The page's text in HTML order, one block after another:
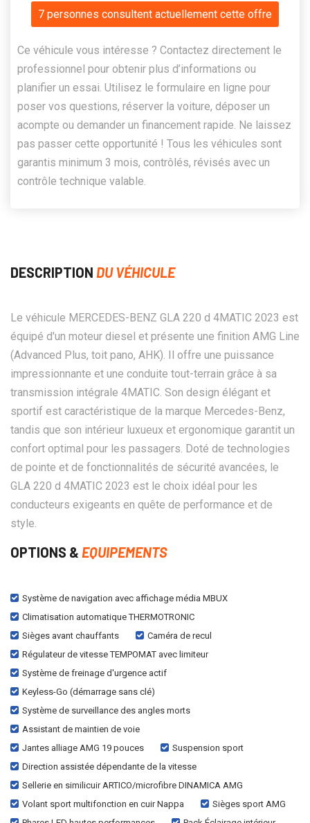
7 personnes consultent actuellement cette offre
Ce véhicule vous intéresse ? Contactez directement le
professionnel pour obtenir plus d’informations ou
planifier un essai. Utilisez le formulaire en ligne pour
poser vos questions, réserver la voiture, déposer un
acompte ou demander un financement rapide. Ne laissez
pas passer cette opportunité ! Tous les véhicules sont
garantis minimum 3 mois, contrôlés, révisés avec un
contrôle technique valable.
DESCRIPTION DU VÉHICULE
Le véhicule MERCEDES-BENZ GLA 220 d 4MATIC 2023 est
équipé d'un moteur diesel et présente une finition AMG Line
(Advanced Plus, toit pano, AHK). Il offre une puissance
impressionnante et une conduite tout-terrain grâce à sa
transmission intégrale 4MATIC. Son design élégant et
sportif est caractéristique de la marque Mercedes-Benz,
tandis que son intérieur luxueux et ergonomique garantit un
confort optimal pour les passagers. Doté de technologies
de pointe et de fonctionnalités de sécurité avancées, le
GLA 220 d 4MATIC 2023 est le choix idéal pour les
conducteurs exigeants en quête de performance et de
style.
OPTIONS & EQUIPEMENTS
Système de navigation avec affichage média MBUX
Climatisation automatique THERMOTRONIC
Sièges avant chauffants
Caméra de recul
Régulateur de vitesse TEMPOMAT avec limiteur
Système de freinage d'urgence actif
Keyless-Go (démarrage sans clé)
Système de surveillance des angles morts
Assistant de maintien de voie
Jantes alliage AMG 19 pouces
Suspension sport
Direction assistée dépendante de la vitesse
Sellerie en similicuir ARTICO/microfibre DINAMICA AMG
Volant sport multifonction en cuir Nappa
Sièges sport AMG